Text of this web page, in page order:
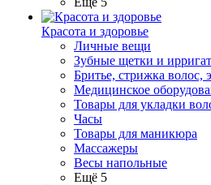
Красота и здоровье
Личные вещи
Зубные щетки и
Бритье, стрижка волос,
Медицинское
Товары для укладки
Часы
Товары для маникюра
Массажеры
Весы напольные
Ещё 5